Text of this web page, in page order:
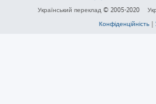
Український переклад © 2005-2020
Конфіденційність|